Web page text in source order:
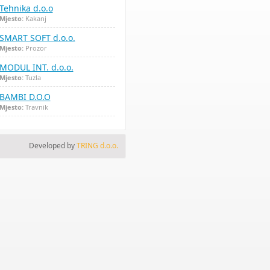
Tehnika d.o.o
Mjesto: Kakanj
SMART SOFT d.o.o.
Mjesto: Prozor
MODUL INT. d.o.o.
Mjesto: Tuzla
BAMBI D.O.O
Mjesto: Travnik
Developed byTRING d.o.o.